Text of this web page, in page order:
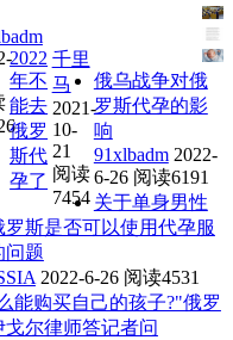
2022
年不
能去
俄罗
斯代
孕了
千里
马
2021-
10-
21
阅读
7454
俄乌战争对俄
罗斯代孕的影
响
91xlbadm 2022-
6-26 阅读6191
关于单身男性
罗斯是否可以使用代孕服
问题
2022-6-26 阅读4531
能购买自己的孩子?"俄罗
戈尔律师答记者问